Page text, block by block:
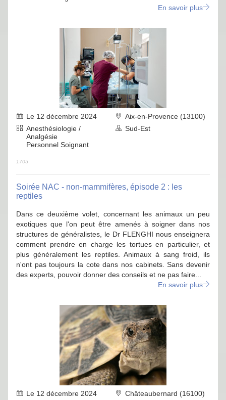
En savoir plus
Le 12 décembre 2024
Aix-en-Provence (13100)
Anesthésiologie /
Analgésie
Personnel Soignant
Sud-Est
1705
Soirée NAC - non-mammifères, épisode 2 : les
reptiles
Dans ce deuxième volet, concernant les animaux un peu
exotiques que l'on peut être amenés à soigner dans nos
structures de généralistes, le Dr FLENGHI nous enseignera
comment prendre en charge les tortues en particulier, et
plus généralement les reptiles. Animaux à sang froid, ils
n'ont pas toujours la cote dans nos cabinets. Sans devenir
des experts, pouvoir donner des conseils et ne pas faire...
En savoir plus
Le 12 décembre 2024 Châteaubernard (16100)